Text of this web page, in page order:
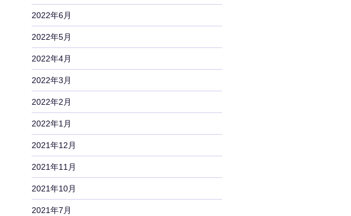
2022年6月
2022年5月
2022年4月
2022年3月
2022年2月
2022年1月
2021年12月
2021年11月
2021年10月
2021年7月